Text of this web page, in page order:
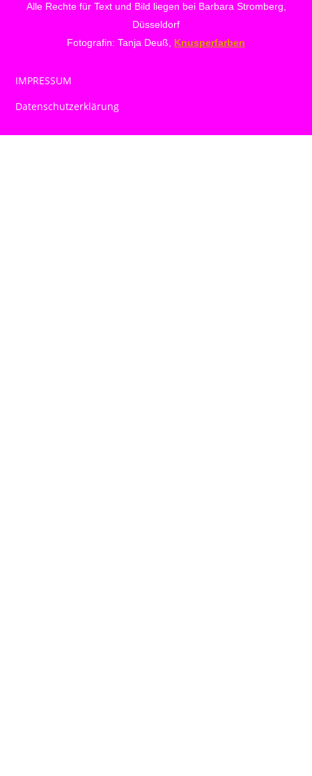
Alle Rechte für Text und Bild liegen bei Barbara Stromberg,
Düsseldorf
Fotografin: Tanja Deuß, Knusperfarben
IMPRESSUM
Datenschutzerklärung